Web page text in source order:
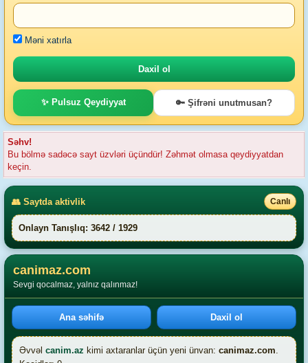
Məni xatırla
✨ Pulsuz Qeydiyyat 🔑 Şifrəni unutmusan?
Səhv!
Bu bölmə sadəcə sayt üzvləri üçündür! Zəhmət olmasa qeydiyyatdan
keçin.
👥 Saytda aktivlik Canlı
Onlayn Tanışlıq: 3642 / 1929
canimaz.com
Sevgi qocalmaz, yalnız qalınmaz!
Ana səhifə Daxil ol
Əvvəl canim.az kimi axtaranlar üçün yeni ünvan: canimaz.com.